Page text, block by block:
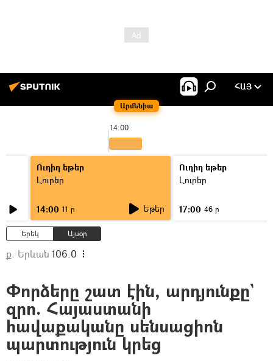
Արմենիա
ՀԱՅ
14:00
Ուղիղ եթեր
Լուրեր
14:00 11 ր Եթեր
Ուղիղ եթեր
Լուրեր
17:00 46 ր
Երեկ Այսօր
ք. Երևան 106.0
Փորձերը շատ էին, արդյունքը`
զրո. Հայաստանի
հավաքականը սենսացիոն
պարտություն կրեց